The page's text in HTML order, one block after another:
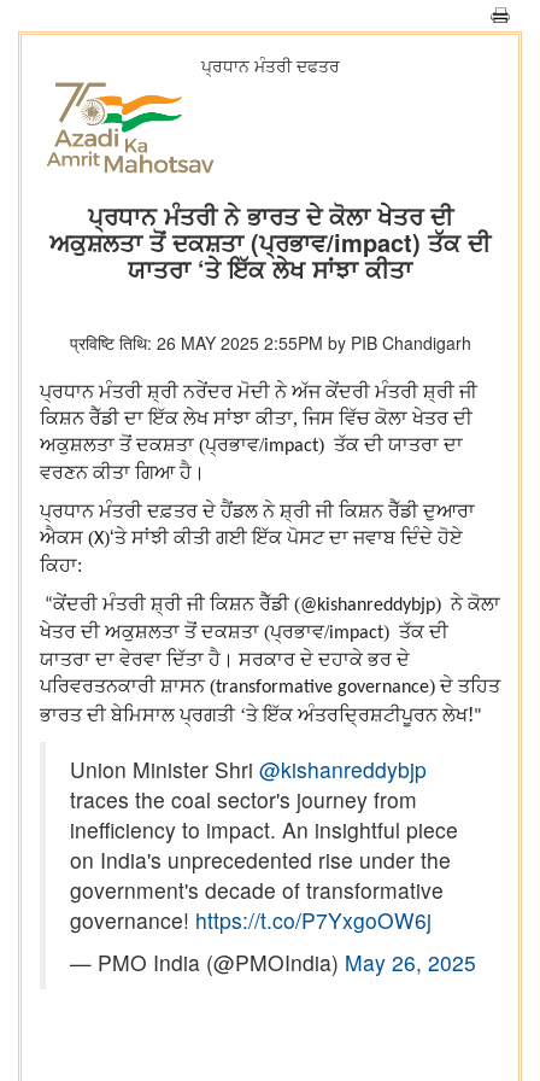
ਪ੍ਰਧਾਨ ਮੰਤਰੀ ਦਫਤਰ
ਪ੍ਰਧਾਨ ਮੰਤਰੀ ਨੇ ਭਾਰਤ ਦੇ ਕੋਲਾ ਖੇਤਰ ਦੀ
ਅਕੁਸ਼ਲਤਾ ਤੋਂ ਦਕਸ਼ਤਾ (ਪ੍ਰਭਾਵ/impact) ਤੱਕ ਦੀ
ਯਾਤਰਾ ‘ਤੇ ਇੱਕ ਲੇਖ ਸਾਂਝਾ ਕੀਤਾ
प्रविष्टि तिथि: 26 MAY 2025 2:55PM by PIB Chandigarh
ਪ੍ਰਧਾਨ ਮੰਤਰੀ ਸ਼੍ਰੀ ਨਰੇਂਦਰ ਮੋਦੀ ਨੇ ਅੱਜ ਕੇਂਦਰੀ ਮੰਤਰੀ ਸ਼੍ਰੀ ਜੀ
ਕਿਸ਼ਨ ਰੈੱਡੀ ਦਾ ਇੱਕ ਲੇਖ ਸਾਂਝਾ ਕੀਤਾ, ਜਿਸ ਵਿੱਚ ਕੋਲਾ ਖੇਤਰ ਦੀ
ਅਕੁਸ਼ਲਤਾ ਤੋਂ ਦਕਸ਼ਤਾ (ਪ੍ਰਭਾਵ/impact) ਤੱਕ ਦੀ ਯਾਤਰਾ ਦਾ
ਵਰਣਨ ਕੀਤਾ ਗਿਆ ਹੈ।
ਪ੍ਰਧਾਨ ਮੰਤਰੀ ਦਫ਼ਤਰ ਦੇ ਹੈਂਡਲ ਨੇ ਸ਼੍ਰੀ ਜੀ ਕਿਸ਼ਨ ਰੈੱਡੀ ਦੁਆਰਾ
ਐਕਸ (X)‘ਤੇ ਸਾਂਝੀ ਕੀਤੀ ਗਈ ਇੱਕ ਪੋਸਟ ਦਾ ਜਵਾਬ ਦਿੰਦੇ ਹੋਏ
ਕਿਹਾ:
“ਕੇਂਦਰੀ ਮੰਤਰੀ ਸ਼੍ਰੀ ਜੀ ਕਿਸ਼ਨ ਰੈੱਡੀ (@kishanreddybjp) ਨੇ ਕੋਲਾ
ਖੇਤਰ ਦੀ ਅਕੁਸ਼ਲਤਾ ਤੋਂ ਦਕਸ਼ਤਾ (ਪ੍ਰਭਾਵ/impact) ਤੱਕ ਦੀ
ਯਾਤਰਾ ਦਾ ਵੇਰਵਾ ਦਿੱਤਾ ਹੈ। ਸਰਕਾਰ ਦੇ ਦਹਾਕੇ ਭਰ ਦੇ
ਪਰਿਵਰਤਨਕਾਰੀ ਸ਼ਾਸਨ (transformative governance) ਦੇ ਤਹਿਤ
ਭਾਰਤ ਦੀ ਬੇਮਿਸਾਲ ਪ੍ਰਗਤੀ ‘ਤੇ ਇੱਕ ਅੰਤਰਦ੍ਰਿਸ਼ਟੀਪੂਰਨ ਲੇਖ!"
Union Minister Shri @kishanreddybjp
traces the coal sector's journey from
inefficiency to impact. An insightful piece
on India's unprecedented rise under the
government's decade of transformative
governance! https://t.co/P7YxgoOW6j
— PMO India (@PMOIndia) May 26, 2025